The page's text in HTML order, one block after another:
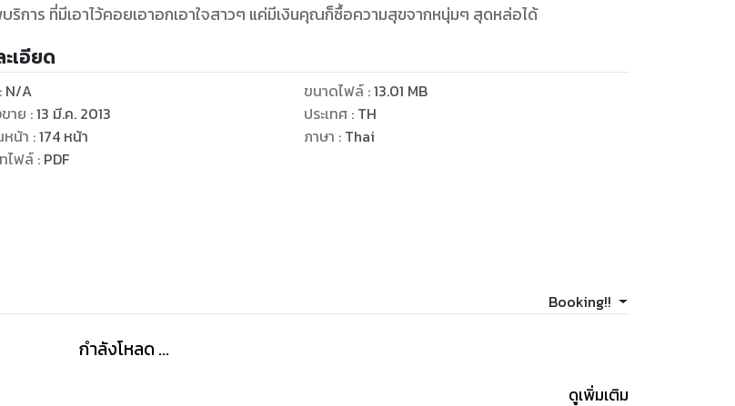
ริการ ที่มีเอาไว้คอยเอาอกเอาใจสาวๆ แค่มีเงินคุณก็ซื้อความสุขจากหนุ่มๆ สุดหล่อได้
เอียด
N/A
าย :13 มี.ค. 2013
หน้า :174 หน้า
ไฟล์: PDF
ขนาดไฟล์:13.01 MB
ประเทศ : TH
ภาษา : Thai
Booking!!
กำลังโหลด ...
ดูเพิ่มเติม